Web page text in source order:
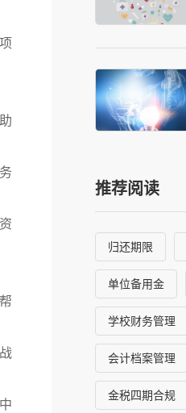
推荐阅读
归还期限
单位备用金
学校财务管理
会计档案管理
金税四期合规